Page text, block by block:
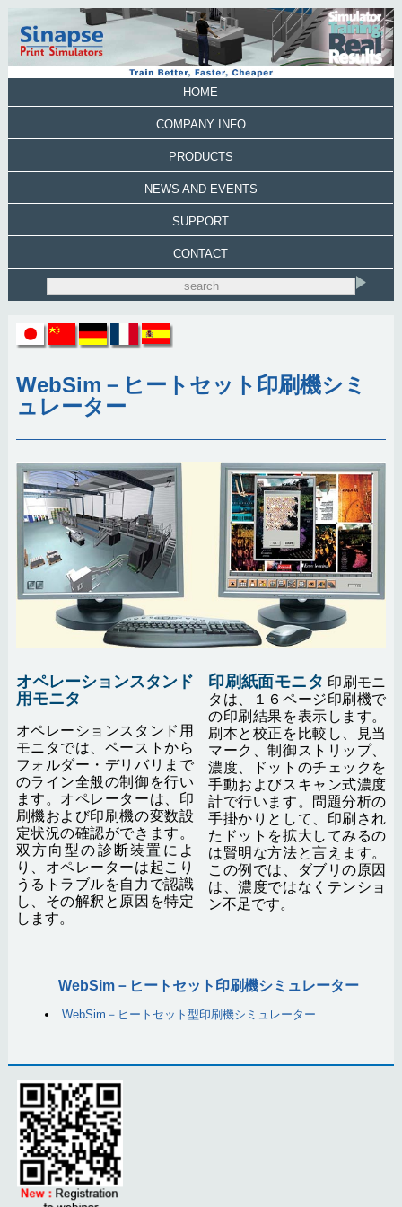
HOME
COMPANY INFO
PRODUCTS
NEWS AND EVENTS
SUPPORT
CONTACT
WebSim－ヒートセット印刷機シミ
ュレーター
オペレーションスタンド
用モニタ
オペレーションスタンド用
モニタでは、ペーストから
フォルダー・デリバリまで
のライン全般の制御を行い
ます。オペレーターは、印
刷機および印刷機の変数設
定状況の確認ができます。
双方向型の診断装置によ
り、オペレーターは起こり
うるトラブルを自力で認識
し、その解釈と原因を特定
します。
印刷紙面モニタ 印刷モニ
タは、１６ページ印刷機で
の印刷結果を表示します。
刷本と校正を比較し、見当
マーク、制御ストリップ、
濃度、ドットのチェックを
手動およびスキャン式濃度
計で行います。問題分析の
手掛かりとして、印刷され
たドットを拡大してみるの
は賢明な方法と言えます。
この例では、ダブリの原因
は、濃度ではなくテンショ
ン不足です。
WebSim－ヒートセット印刷機シミュレーター
WebSim－ヒートセット型印刷機シミュレーター